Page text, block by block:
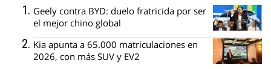
Geely contra BYD: duelo fratricida por ser
el mejor chino global
Kia apunta a 65.000 matriculaciones en
2026, con más SUV y EV2